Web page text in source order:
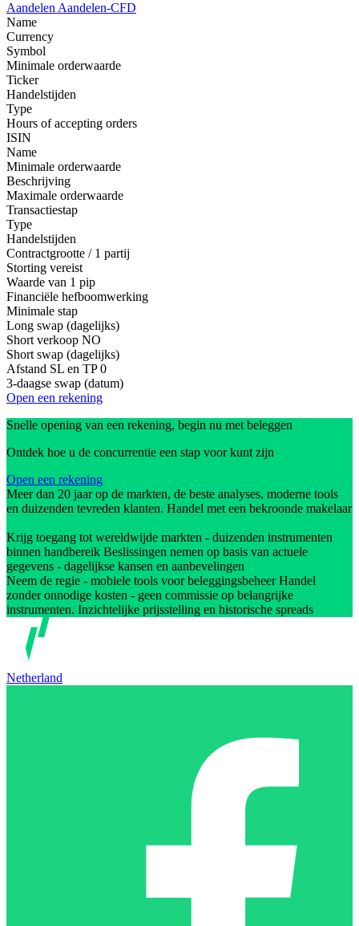
Aandelen Aandelen-CFD
Name
Currency
Symbol
Minimale orderwaarde
Ticker
Handelstijden
Type
Hours of accepting orders
ISIN
Name
Minimale orderwaarde
Beschrijving
Maximale orderwaarde
Transactiestap
Type
Handelstijden
Contractgrootte / 1 partij
Storting vereist
Waarde van 1 pip
Financiële hefboomwerking
Minimale stap
Long swap (dagelijks)
Short verkoop NO
Short swap (dagelijks)
Afstand SL en TP 0
3-daagse swap (datum)
Open een rekening
Snelle opening van een rekening, begin nu met beleggen
Ontdek hoe u de concurrentie een stap voor kunt zijn
Open een rekening
Meer dan 20 jaar op de markten, de beste analyses, moderne tools
en duizenden tevreden klanten. Handel met een bekroonde makelaar
Krijg toegang tot wereldwijde markten - duizenden instrumenten
binnen handbereik Beslissingen nemen op basis van actuele
gegevens - dagelijkse kansen en aanbevelingen
Neem de regie - mobiele tools voor beleggingsbeheer Handel
zonder onnodige kosten - geen commissie op belangrijke
instrumenten. Inzichtelijke prijsstelling en historische spreads
Netherland